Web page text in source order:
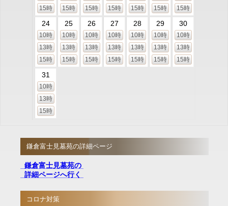
15時
15時
15時
15時
15時
15時
15時
24
10時
13時
15時
25
10時
13時
15時
26
10時
13時
15時
27
10時
13時
15時
28
10時
13時
15時
29
10時
13時
15時
30
10時
13時
15時
31
10時
13時
15時
鎌倉富士見墓苑の詳細ページ
鎌倉富士見墓苑の
詳細ページへ行く
コロナ対策